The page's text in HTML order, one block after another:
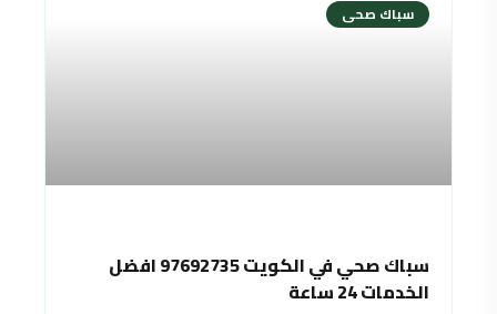
سباك صحى
سباك صحي في الكويت 97692735 افضل
الخدمات 24 ساعة